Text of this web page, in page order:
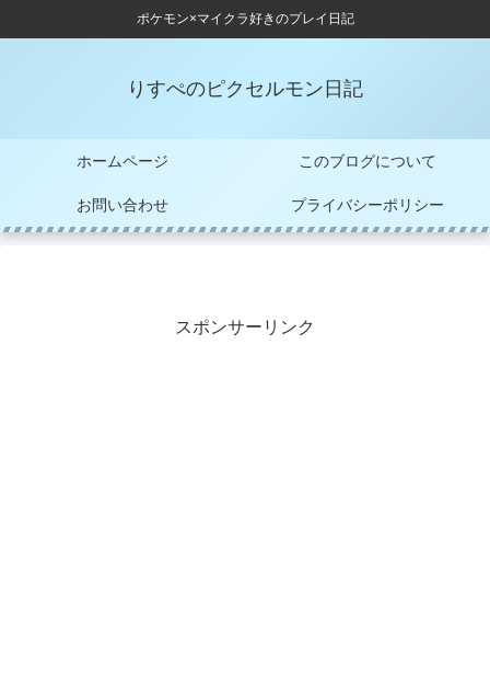
ポケモン×マイクラ好きのプレイ日記
りすぺのピクセルモン日記
ホームページ このブログについて
お問い合わせ プライバシーポリシー
スポンサーリンク